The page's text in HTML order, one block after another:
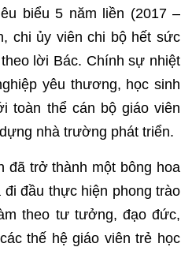
biểu 5 năm liền (2017 –
chi ủy viên chi bộ hết sức
lời Bác. Chính sự nhiệt
yêu thương, học sinh
toàn thể cán bộ giáo viên
nhà trường phát triển.
đã trở thành một bông hoa
đầu thực hiện phong trào
theo tư tưởng, đạo đức,
thế hệ giáo viên trẻ học